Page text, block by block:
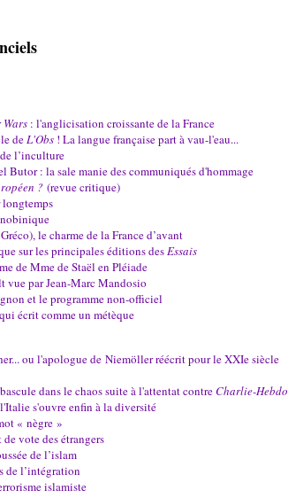
: l'anglicisation croissante de la France
deL'Obs! La langue française part à vau-l'eau...
l’inculture
: la sale manie des communiqués d'hommage
? (revue critique)
le charme de la France d’avant
sur les principales éditions desEssais
de Mme de Staël en Pléiade
par Jean-Marc Mandosio
et le programme non-officiel
écrit comme un métèque
ou l'apologue de Niemöller réécrit pour le XXIe siècle
dans le chaos suite à l'attentat contreCharlie-Hebdo
s'ouvre enfin à la diversité
« nègre »
vote des étrangers
de l’islam
de l’intégration
islamiste